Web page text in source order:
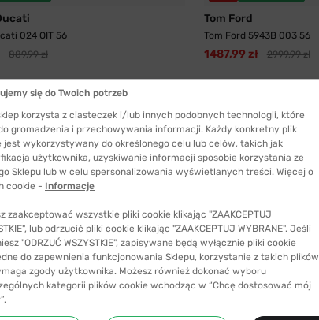
024 OIT 56
889,99 zł
Tom Ford
Tom Ford 5943B 003 56
1487,99 zł 2999,99 zł
PRZYMIERZ
się do Twoich potrzeb
korzysta z ciasteczek i/lub innych podobnych technologii, które
gromadzenia i przechowywania informacji. Każdy konkretny plik
jest wykorzystywany do określonego celu lub celów, takich jak
użytkownika, uzyskiwanie informacji sposobie korzystania ze
Sklepu lub w celu spersonalizowania wyświetlanych treści. Więcej o
cookie - Informacje
zaakceptować wszystkie pliki cookie klikając "ZAAKCEPTUJ
lub odrzucić pliki cookie klikając "ZAAKCEPTUJ WYBRANE". Jeśli
"ODRZUĆ WSZYSTKIE", zapisywane będą wyłącznie pliki cookie
do zapewnienia funkcjonowania Sklepu, korzystanie z takich plików
zgody użytkownika. Możesz również dokonać wyboru
kategorii plików cookie wchodząc w “Chcę dostosować mój